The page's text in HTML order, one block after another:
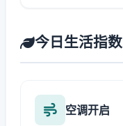
今日生活指数
空调开启